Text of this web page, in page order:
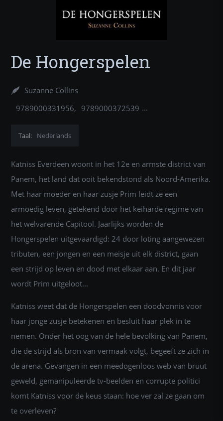
De Hongerspelen
Suzanne Collins
9789000331956
9789000372539
9789047508083
Taal: Nederlands
Katniss Everdeen woont in het 12e en armste district van
Panem, het land dat ooit bekendstond als Noord-Amerika.
Met haar moeder en haar zusje Prim leidt ze een
armoedig leven, getekend door het keiharde regime van
het welvarende Capitool. Jaarlijks worden de
Hongerspelen uitgevaardigd: 24 door loting aangewezen
tributen, een jongen en een meisje uit elk district, gaan
een strijd op leven en dood met elkaar aan. En dit jaar
wordt Prim uitgeloot...
Katniss weet dat de Hongerspelen een doodvonnis voor
haar jonge zusje betekenen en besluit haar plek in te
nemen. Onder het oog van de hele bevolking van Panem,
die de strijd als bron van vermaak volgt, begeeft ze zich in
de arena. Gevangen in een meedogenloos web van bruut
geweld, gemanipuleerde tv-beelden en corrupte politici
komt Katniss voor de keus staan: hoe ver zal ze gaan om
te overleven?